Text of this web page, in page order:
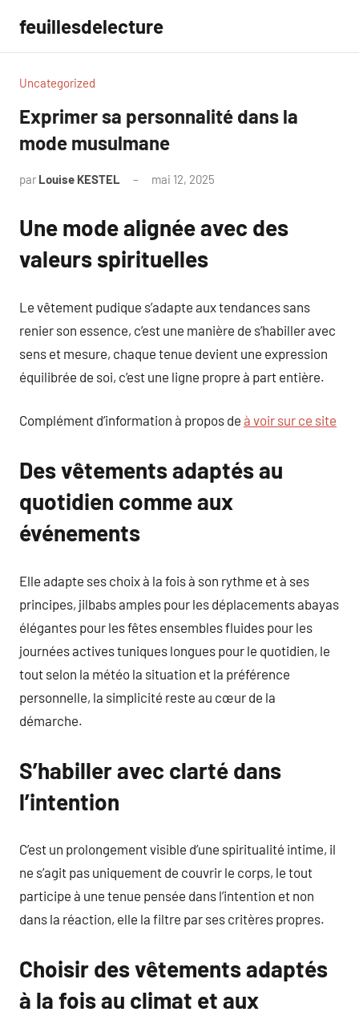
contenu
feuillesdelecture
Uncategorized
Exprimer sa personnalité dans la
mode musulmane
par Louise KESTEL mai 12, 2025
Une mode alignée avec des
valeurs spirituelles
Le vêtement pudique s’adapte aux tendances sans
renier son essence, c’est une manière de s’habiller avec
sens et mesure, chaque tenue devient une expression
équilibrée de soi, c’est une ligne propre à part entière.
Complément d’information à propos de à voir sur ce site
Des vêtements adaptés au
quotidien comme aux
événements
Elle adapte ses choix à la fois à son rythme et à ses
principes, jilbabs amples pour les déplacements abayas
élégantes pour les fêtes ensembles fluides pour les
journées actives tuniques longues pour le quotidien, le
tout selon la météo la situation et la préférence
personnelle, la simplicité reste au cœur de la
démarche.
S’habiller avec clarté dans
l’intention
C’est un prolongement visible d’une spiritualité intime, il
ne s’agit pas uniquement de couvrir le corps, le tout
participe à une tenue pensée dans l’intention et non
dans la réaction, elle la filtre par ses critères propres.
Choisir des vêtements adaptés
à la fois au climat et aux